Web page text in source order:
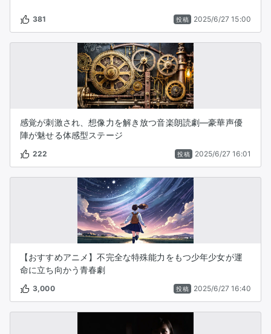
381 投稿 2025/6/27 15:00
感覚が刺激され、想像力を解き放つ音楽朗読劇―豪華声優
陣が魅せる体感型ステージ
222 投稿 2025/6/27 16:01
【おすすめアニメ】不完全な特殊能力をもつ少年少女が運
命に立ち向かう青春劇
3,000 投稿 2025/6/27 16:40